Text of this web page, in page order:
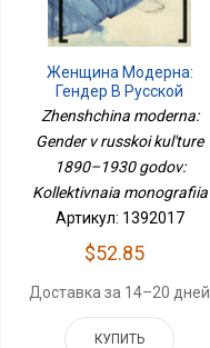
Женщина Модерна:
Гендер В Русской
Культуре 1890–1930
Монография
Zhenshchina moderna:
Gender v russkoi kul'ture
1890–1930 godov:
Kollektivnaia monografiia
Артикул: 1392017
$52.85
Доставка за 14–20 дней
КУПИТЬ